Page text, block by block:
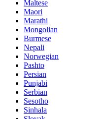
Maltese
Maori
Marathi
Mongolian
Burmese
Nepali
Norwegian
Pashto
Persian
Punjabi
Serbian
Sesotho
Sinhala